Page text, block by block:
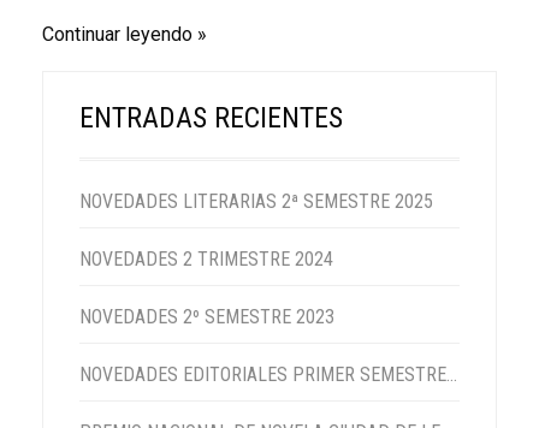
Continuar leyendo
ENTRADAS RECIENTES
NOVEDADES LITERARIAS 2ª SEMESTRE 2025
NOVEDADES 2 TRIMESTRE 2024
NOVEDADES 2º SEMESTRE 2023
NOVEDADES EDITORIALES PRIMER SEMESTRE 2023